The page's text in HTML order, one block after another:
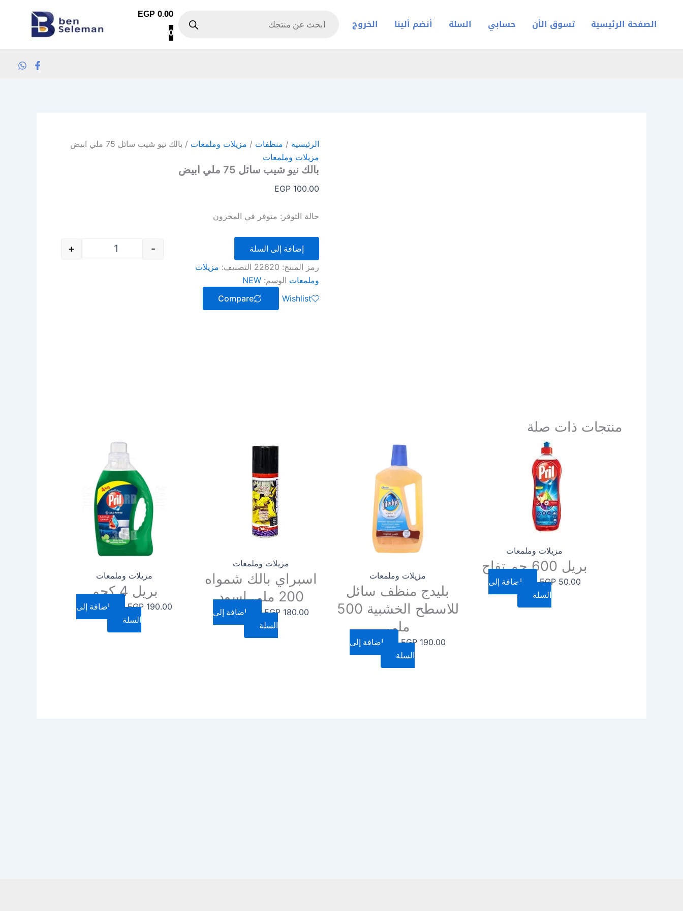
الصفحة الرئيسية تسوق الأن حسابي السلة أنضم ألينا الخروج search
EGP0.00
0
الرئيسية / منظفات / مزيلات وملمعات / بالك نيو شيب سائل 75 ملي ابيض
مزيلات وملمعات
بالك نيو شيب سائل 75 ملي ابيض
EGP100.00
حالة التوفر: متوفر في المخزون
-
+
إضافة إلى السلة
رمز المنتج: 22620 التصنيف: مزيلات
وملمعات الوسم:NEW
Wishlist
Compare
منتجات ذات صلة
مزيلات وملمعات
بريل 600 جم تفاح
EGP50.00
إضافة إلى
السلة
مزيلات وملمعات
بليدج منظف سائل
للاسطح الخشبية 500
ملي
EGP 190.00
إضافة إلى
السلة
مزيلات وملمعات
اسبراي بالك شمواه
200 ملي اسود
EGP 180.00
إضافة إلى
السلة
مزيلات وملمعات
بريل 4 كجم
EGP 190.00
إضافة إلى
السلة